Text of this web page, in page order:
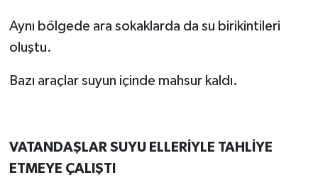
Aynı bölgede ara sokaklarda da su birikintileri
oluştu.
Bazı araçlar suyun içinde mahsur kaldı.
VATANDAŞLAR SUYU ELLERİYLE TAHLİYE
ETMEYE ÇALIŞTI